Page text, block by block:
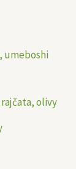
umeboshi
olivy